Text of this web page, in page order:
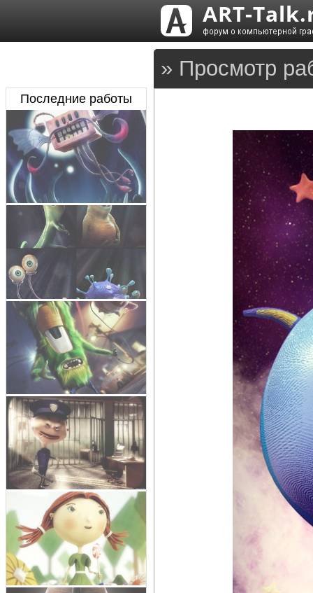
» Просмотр
Последние работы